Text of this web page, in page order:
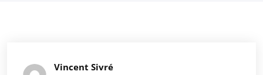
Vincent Sivré